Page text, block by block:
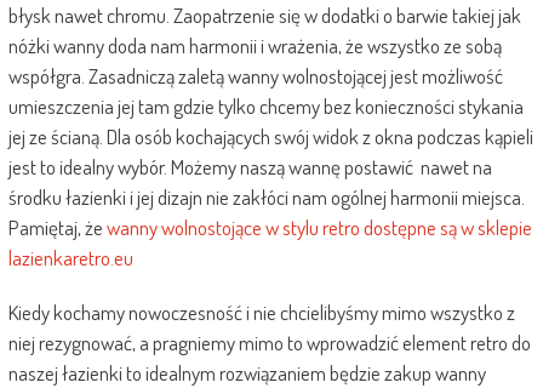
błysk nawet chromu. Zaopatrzenie się w dodatki o barwie takiej jak
nóżki wanny doda nam harmonii i wrażenia, że wszystko ze sobą
współgra. Zasadniczą zaletą wanny wolnostojącej jest możliwość
umieszczenia jej tam gdzie tylko chcemy bez konieczności stykania
jej ze ścianą. Dla osób kochających swój widok z okna podczas kąpieli
jest to idealny wybór. Możemy naszą wannę postawić nawet na
środku łazienki i jej dizajn nie zakłóci nam ogólnej harmonii miejsca.
Pamiętaj, żewanny wolnostojące w stylu retro dostępne są w sklepie
lazienkaretro.eu
Kiedy kochamy nowoczesność i nie chcielibyśmy mimo wszystko z
niej rezygnować, a pragniemy mimo to wprowadzić element retro do
naszej łazienki to idealnym rozwiązaniem będzie zakup wanny